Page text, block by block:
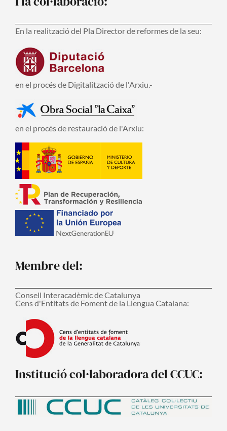
En la realització del Pla Director de reformes de la seu:
en el procés de Digitalització de l'Arxiu.-
en el procés de restauració de l'Arxiu:
Membre del:
Consell Interacadèmic de Catalunya
Cens d'Entitats de Foment de la Llengua Catalana:
Institució col·laboradora del CCUC: